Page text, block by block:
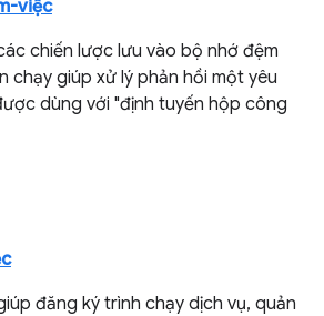
việc
chiến lược lưu vào bộ nhớ đệm
chạy giúp xử lý phản hồi một yêu
dùng với "định tuyến hộp công
đăng ký trình chạy dịch vụ, quản